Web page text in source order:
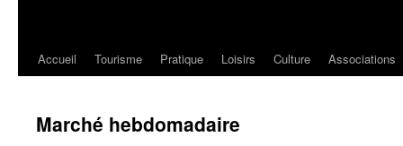
Accueil Tourisme Pratique Loisirs Culture Associations
Marché hebdomadaire